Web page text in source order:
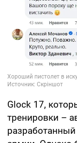
Glock 17,
тренировки –